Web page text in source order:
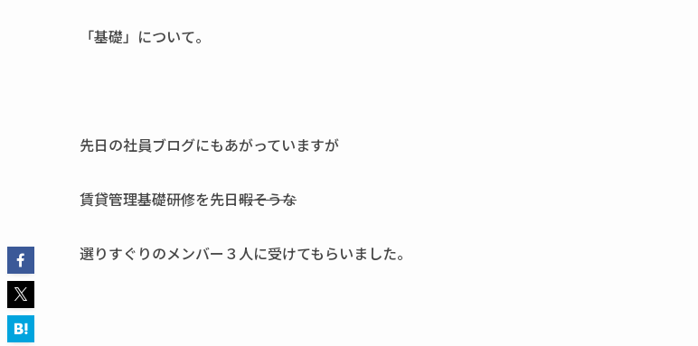
「基礎」について。
先日の社員ブログにもあがっていますが
賃貸管理基礎研修を先日暇そうな
選りすぐりのメンバー３人に受けてもらいました。